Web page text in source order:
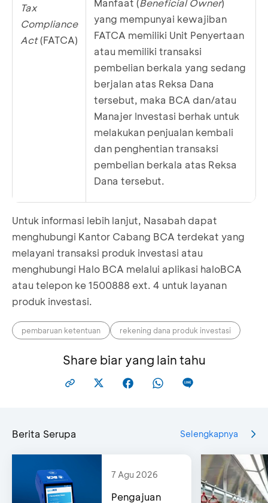
Tax
Compliance
Act(FATCA)
Manfaat (Beneficial Owner)
yang mempunyai kewajiban
FATCA memiliki Unit Penyertaan
atau memiliki transaksi
pembelian berkala yang sedang
berjalan atas Reksa Dana
tersebut, maka BCA dan/atau
Manajer Investasi berhak untuk
melakukan penjualan kembali
dan penghentian transaksi
pembelian berkala atas Reksa
Dana tersebut.
Untuk informasi lebih lanjut, Nasabah dapat
menghubungi Kantor Cabang BCA terdekat yang
melayani transaksi produk investasi atau
menghubungi Halo BCA melalui aplikasi haloBCA
atau telepon ke 1500888 ext. 4 untuk layanan
produk investasi.
pembaruan ketentuan rekening dana produk investasi
Share biar yang lain tahu
Berita Serupa Selengkapnya
7 Agu 2026
Pengajuan